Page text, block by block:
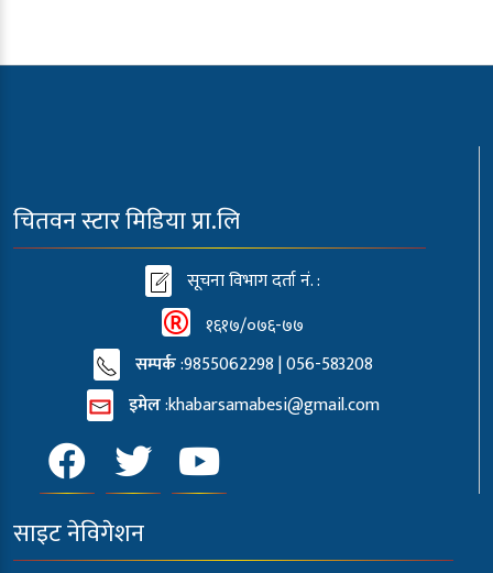
चितवन स्टार मिडिया प्रा.लि
सूचना विभाग दर्ता नं. :
१६१७/०७६-७७
सम्पर्क:9855062298 | 056-583208
इमेल:khabarsamabesi@gmail.com
साइट नेविगेशन